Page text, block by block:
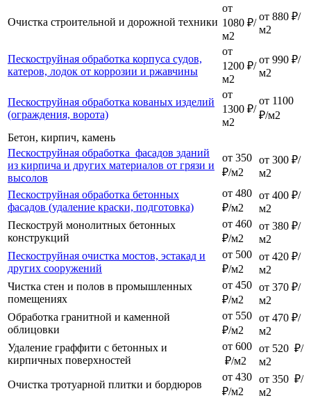
Очистка строительной и дорожной техники
от
1080 ₽/
м2
от 880 ₽/
м2
Пескоструйная обработка корпуса судов,
катеров, лодок от коррозии и ржавчины
от
1200 ₽/
м2
от 990 ₽/
м2
Пескоструйная обработка кованых изделий
(ограждения, ворота)
от
1300 ₽/
м2
от 1100
₽/м2
Бетон, кирпич, камень
Пескоструйная обработка фасадов зданий
из кирпича и других материалов от грязи и
высолов
от 350
₽/м2
от 300 ₽/
м2
Пескоструйная обработка бетонных
фасадов (удаление краски, подготовка)
от 480
₽/м2
от 400 ₽/
м2
Пескоструй монолитных бетонных
конструкций
от 460
₽/м2
от 380 ₽/
м2
Пескоструйная очистка мостов, эстакад и
других сооружений
от 500
₽/м2
от 420 ₽/
м2
Чистка стен и полов в промышленных
помещениях
от 450
₽/м2
от 370 ₽/
м2
Обработка гранитной и каменной
облицовки
от 550
₽/м2
от 470 ₽/
м2
Удаление граффити с бетонных и
кирпичных поверхностей
от 600
₽/м2
от 520 ₽/
м2
Очистка тротуарной плитки и бордюров
от 430
₽/м2
от 350 ₽/
м2